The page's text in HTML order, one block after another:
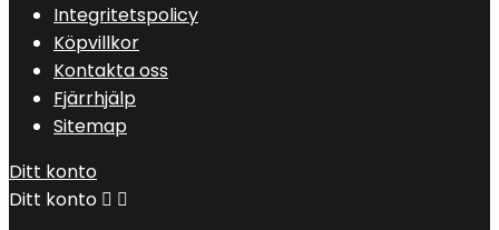
Integritetspolicy
Köpvillkor
Kontakta oss
Fjärrhjälp
Sitemap
Ditt konto
Ditt konto  